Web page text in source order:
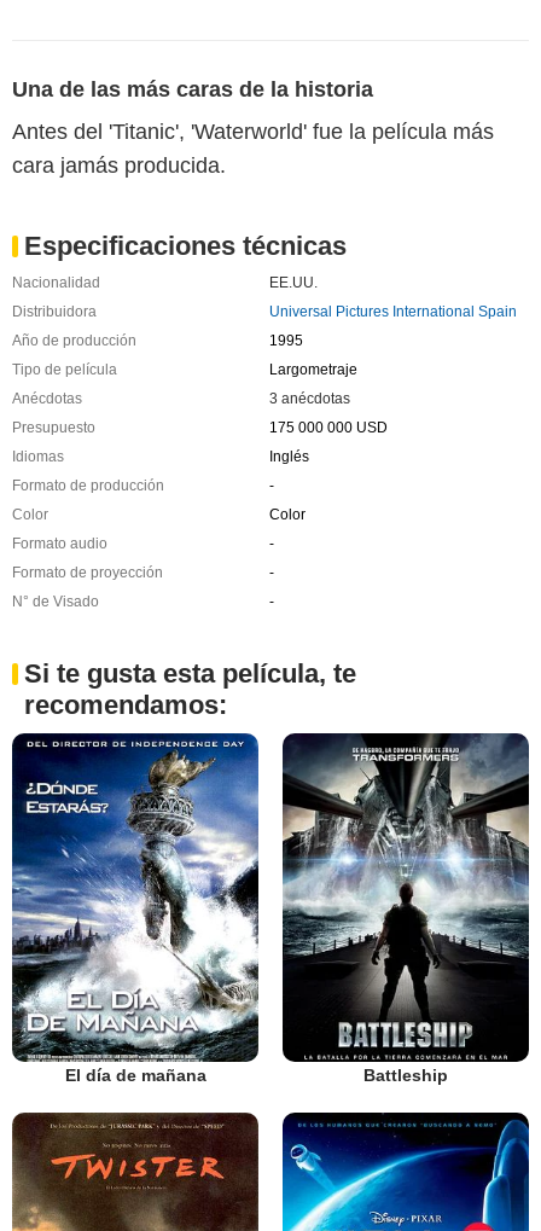
Una de las más caras de la historia
Antes del 'Titanic', 'Waterworld' fue la película más
cara jamás producida.
Especificaciones técnicas
Nacionalidad
EE.UU.
Distribuidora
Universal Pictures International Spain
Año de producción
1995
Tipo de película
Largometraje
Anécdotas
3 anécdotas
Presupuesto
175 000 000 USD
Idiomas
Inglés
Formato de producción
-
Color
Color
Formato audio
-
Formato de proyección
-
N° de Visado
-
Si te gusta esta película, te
recomendamos:
El día de mañana Battleship